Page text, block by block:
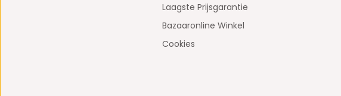
Laagste Prijsgarantie
Bazaaronline Winkel
Cookies